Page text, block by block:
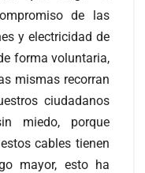
de las
y electricidad de
forma voluntaria,
mismas recorran
ciudadanos
miedo, porque
cables tienen
mayor, esto ha